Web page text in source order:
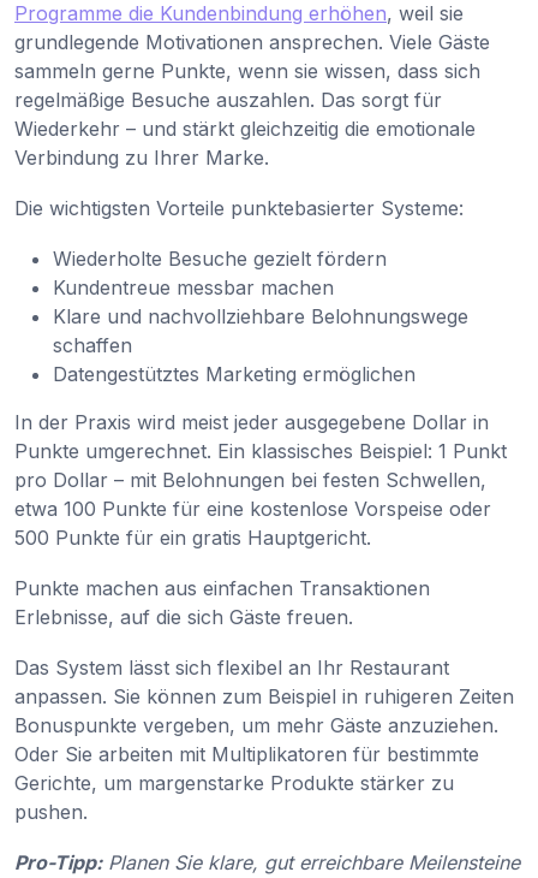
Programme die Kundenbindung erhöhen, weil sie
grundlegende Motivationen ansprechen. Viele Gäste
sammeln gerne Punkte, wenn sie wissen, dass sich
regelmäßige Besuche auszahlen. Das sorgt für
Wiederkehr – und stärkt gleichzeitig die emotionale
Verbindung zu Ihrer Marke.
Die wichtigsten Vorteile punktebasierter Systeme:
Wiederholte Besuche gezielt fördern
Kundentreue messbar machen
Klare und nachvollziehbare Belohnungswege
schaffen
Datengestütztes Marketing ermöglichen
In der Praxis wird meist jeder ausgegebene Dollar in
Punkte umgerechnet. Ein klassisches Beispiel: 1 Punkt
pro Dollar – mit Belohnungen bei festen Schwellen,
etwa 100 Punkte für eine kostenlose Vorspeise oder
500 Punkte für ein gratis Hauptgericht.
Punkte machen aus einfachen Transaktionen
Erlebnisse, auf die sich Gäste freuen.
Das System lässt sich flexibel an Ihr Restaurant
anpassen. Sie können zum Beispiel in ruhigeren Zeiten
Bonuspunkte vergeben, um mehr Gäste anzuziehen.
Oder Sie arbeiten mit Multiplikatoren für bestimmte
Gerichte, um margenstarke Produkte stärker zu
pushen.
Pro-Tipp: Planen Sie klare, gut erreichbare Meilensteine